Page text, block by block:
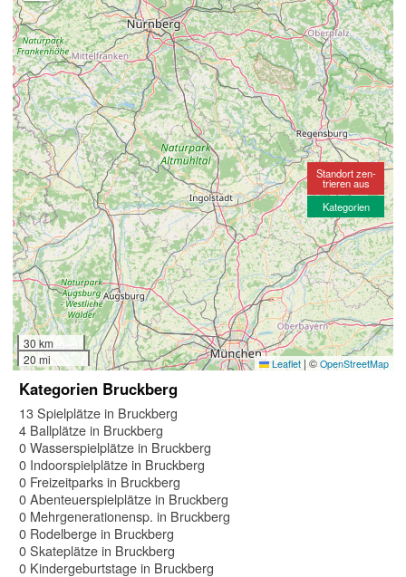
30 km
20 mi
Leaflet | © OpenStreetMap
Standort zen-
trieren aus
Kategorien
Kategorien Bruckberg
13 Spielplätze in Bruckberg
4 Ballplätze in Bruckberg
0 Wasserspielplätze in Bruckberg
0 Indoorspielplätze in Bruckberg
0 Freizeitparks in Bruckberg
0 Abenteuerspielplätze in Bruckberg
0 Mehrgenerationensp. in Bruckberg
0 Rodelberge in Bruckberg
0 Skateplätze in Bruckberg
0 Kindergeburtstage in Bruckberg